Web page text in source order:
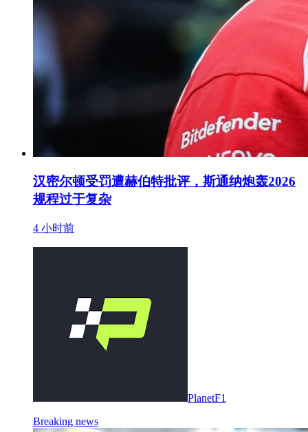
汉密尔顿受罚遭赫伯特批评，斯通纳炮轰2026
规程过于复杂
4 小时前
PlanetF1
Breaking news